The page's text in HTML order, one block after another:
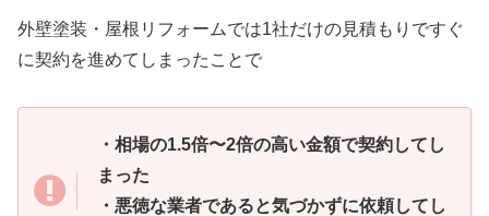
外壁塗装・屋根リフォームでは1社だけの見積もりですぐ
に契約を進めてしまったことで
・相場の1.5倍〜2倍の高い金額で契約してし
まった
・悪徳な業者であると気づかずに依頼してし